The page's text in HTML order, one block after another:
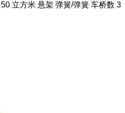
50 立方米 悬架 弹簧/弹簧 车桥数 3